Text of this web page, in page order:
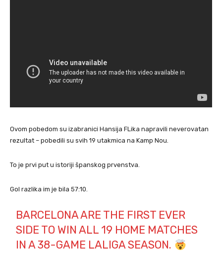
Ovom pobedom su izabranici Hansija FLika napravili neverovatan
rezultat – pobedili su svih 19 utakmica na Kamp Nou.
To je prvi put u istoriji španskog prvenstva.
Gol razlika im je bila 57:10.
BARCELONA ARE THE FIRST EVER
SIDE TO WIN ALL 19 HOME MATCHES
IN A 38-GAME LALIGA SEASON.